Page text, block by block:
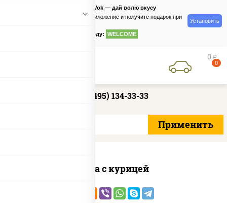
PizzaSushiWok — дай волю вкусу
Скачайте приложение и получите подарок при
по промокоду: WELCOME
Установить
0 руб
0
+7 (495) 134-33-33
Соба с курицей